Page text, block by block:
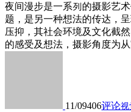
夜间漫步是⼀系列的摄影艺
题，是另一种想法的传达，
压抑，其社会环境及文化截
的感受及想法，摄影角度为
11/09406评论视